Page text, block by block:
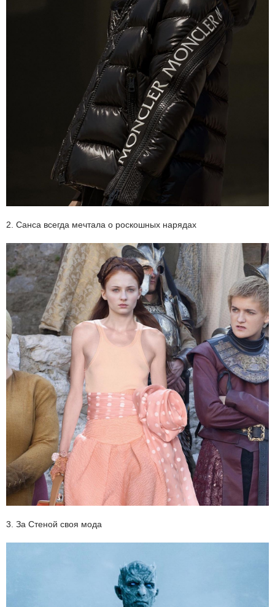
2. Санса всегда мечтала о роскошных нарядах
3. За Стеной своя мода